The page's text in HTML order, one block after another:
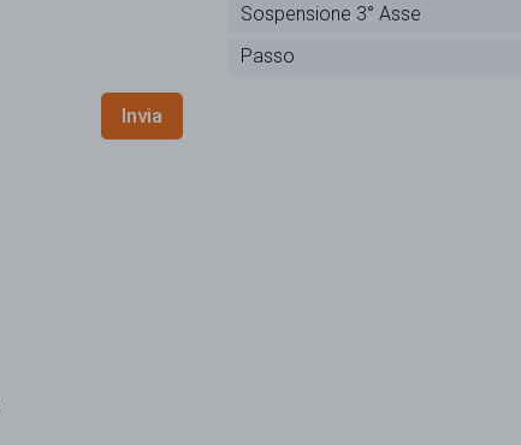
Invia
Sospensione 3° Asse
Passo